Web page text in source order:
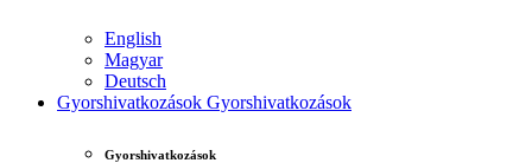
English
Magyar
Deutsch
Gyorshivatkozások Gyorshivatkozások
Gyorshivatkozások